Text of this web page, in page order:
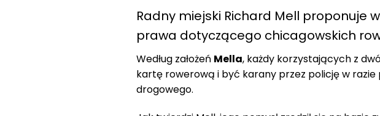
Radny miejski Richard Mell proponuje
prawa dotyczącego chicagowskich
Według założeń Mella, każdy korzystających z
kartę rowerową i być karany przez policję w
drogowego.